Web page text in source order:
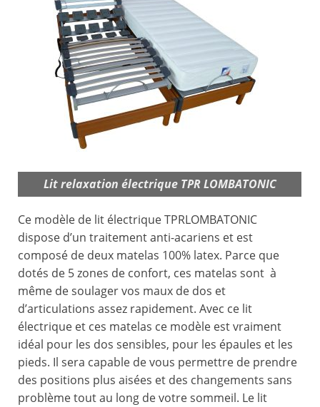
Lit relaxation électrique TPR LOMBATONIC
Ce modèle de lit électrique TPRLOMBATONIC
dispose d’un traitement anti-acariens et est
composé de deux matelas 100% latex. Parce que
dotés de 5 zones de confort, ces matelas sont à
même de soulager vos maux de dos et
d’articulations assez rapidement. Avec ce lit
électrique et ces matelas ce modèle est vraiment
idéal pour les dos sensibles, pour les épaules et les
pieds. Il sera capable de vous permettre de prendre
des positions plus aisées et des changements sans
problème tout au long de votre sommeil. Le lit